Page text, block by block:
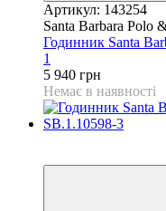
Артикул: 143254
Santa Barbara Polo
Годинник Santa
1
5 940 грн
Немає в наявності